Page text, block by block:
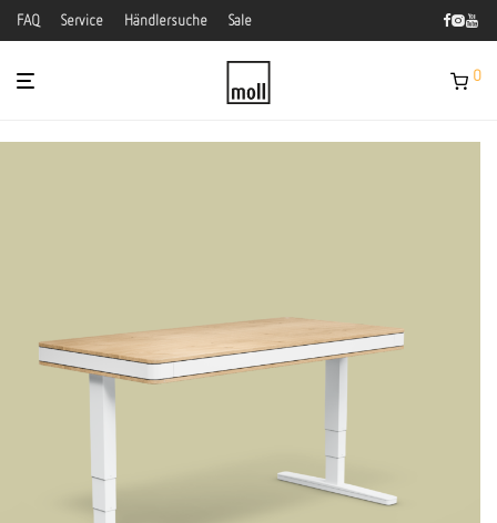
FAQ Service Händlersuche Sale
0